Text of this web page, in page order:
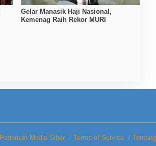
Gelar Manasik Haji Nasional,
Kemenag Raih Rekor MURI
Pedoman Media Siber Terms of Service